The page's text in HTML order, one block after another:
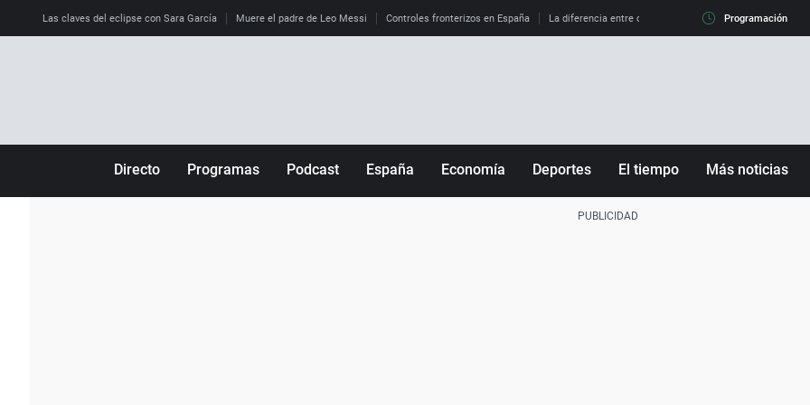
Las claves del eclipse con Sara García Muere el padre de Leo Messi Controles fronterizos en España La diferencia entre observar el eclipse al 99% y al 100%
Programación
Directo Programas Podcast España Economía Deportes El tiempo Más noticias